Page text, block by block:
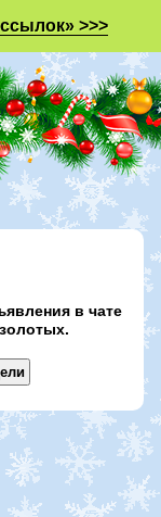
>>>
в чате